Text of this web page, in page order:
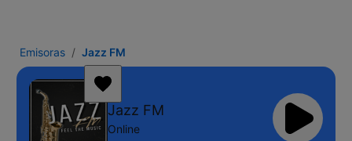
Emisoras Jazz FM
Jazz FM
Online